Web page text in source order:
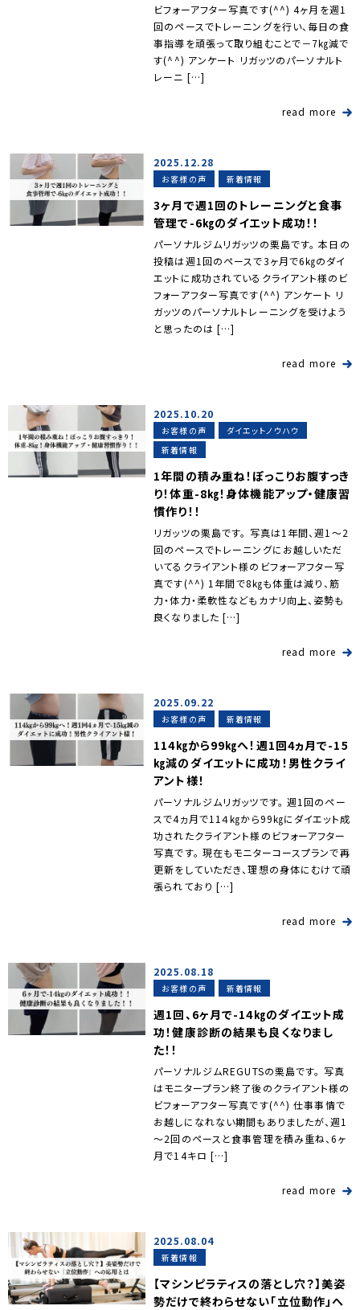
ビフォーアフター写真です(^^) 4ヶ月を週1
回のペースでトレーニングを行い、毎日の食
事指導を頑張って取り組むことで－7㎏減で
す(^^) アンケート リガッツのパーソナルト
レーニ […]
read more
2025.12.28
お客様の声 新着情報
3ヶ月で週1回のトレーニングと食事
管理で-6㎏のダイエット成功！！
パーソナルジムリガッツの栗島です。 本日の
投稿は週1回のペースで3ヶ月で6㎏のダイ
エットに成功されているクライアント様のビ
フォーアフター写真です(^^) アンケート リ
ガッツのパーソナルトレーニングを受けよう
と思ったのは […]
read more
2025.10.20
お客様の声
ダイエットノウハウ
新着情報
1年間の積み重ね！ぽっこりお腹すっき
り！体重-8㎏！身体機能アップ・健康習
慣作り！！
リガッツの栗島です。 写真は1年間、週1～2
回のペースでトレーニングにお越しいただ
いてるクライアント様のビフォーアフター写
真です(^^) 1年間で8㎏も体重は減り、筋
力・体力・柔軟性などもカナリ向上、姿勢も
良くなりました […]
read more
2025.09.22
お客様の声 新着情報
114㎏から99㎏へ！週1回4ヵ月で-15
㎏減のダイエットに成功！男性クライ
アント様！
パーソナルジムリガッツです。 週1回のペー
スで4ヵ月で11４㎏から99㎏にダイエット成
功されたクライアント様のビフォーアフター
写真です。 現在もモニターコースプランで再
更新をしていただき、理想の身体にむけて頑
張られており […]
read more
2025.08.18
お客様の声 新着情報
週1回、6ヶ月で-14㎏のダイエット成
功！健康診断の結果も良くなりまし
た！！
パーソナルジムREGUTSの栗島です。 写真
はモニタープラン終了後のクライアント様の
ビフォーアフター写真です(^^) 仕事事情で
お越しになれない期間もありましたが、週1
～2回のペースと食事管理を積み重ね、6ヶ
月で14キロ […]
read more
2025.08.04
新着情報
【マシンピラティスの落とし穴？】美姿
勢だけで終わらせない「立位動作」へ